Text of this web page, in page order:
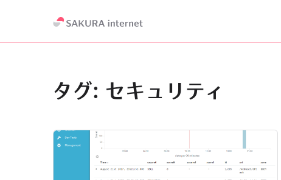
タグ: セキュリティ